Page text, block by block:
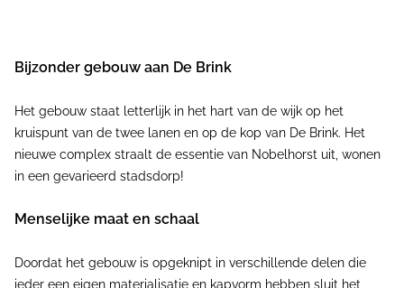
Bijzonder gebouw aan De Brink
Het gebouw staat letterlijk in het hart van de wijk op het
kruispunt van de twee lanen en op de kop van De Brink. Het
nieuwe complex straalt de essentie van Nobelhorst uit, wonen
in een gevarieerd stadsdorp!
Menselijke maat en schaal
Doordat het gebouw is opgeknipt in verschillende delen die
ieder een eigen materialisatie en kapvorm hebben sluit het